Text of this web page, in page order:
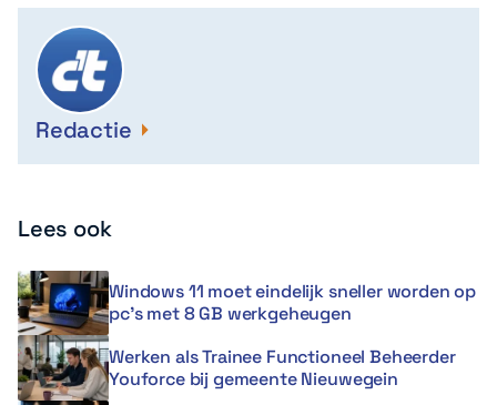
Redactie
Lees ook
Windows 11 moet eindelijk sneller worden op
pc’s met 8 GB werkgeheugen
Werken als Trainee Functioneel Beheerder
Youforce bij gemeente Nieuwegein